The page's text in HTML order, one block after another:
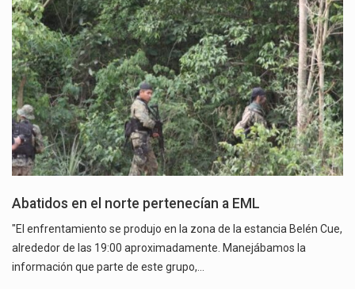
Abatidos en el norte pertenecían a EML
"El enfrentamiento se produjo en la zona de la estancia Belén Cue,
alrededor de las 19:00 aproximadamente. Manejábamos la
información que parte de este grupo,…